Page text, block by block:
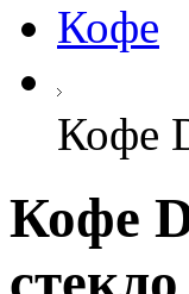
Кофе
Кофе
Кофе